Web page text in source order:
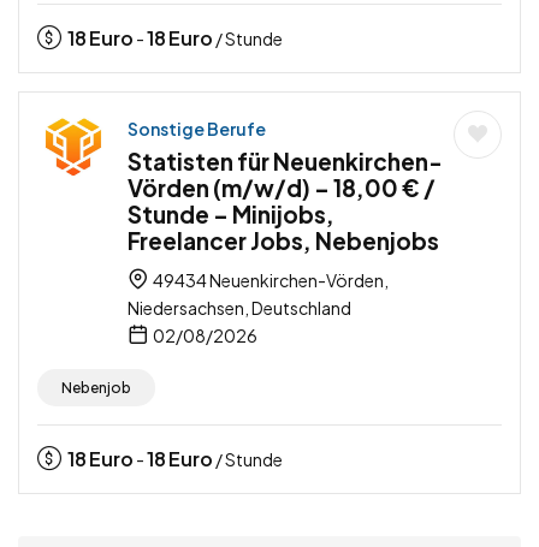
18Euro -18Euro / Stunde
Sonstige Berufe
Statisten für Neuenkirchen-
Vörden (m/w/d) – 18,00 € /
Stunde – Minijobs,
Freelancer Jobs, Nebenjobs
49434 Neuenkirchen-Vörden,
Niedersachsen, Deutschland
02/08/2026
Nebenjob
18Euro -18Euro / Stunde